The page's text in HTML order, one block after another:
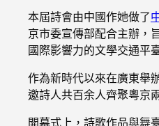
本屆詩會由中國作她做了
京市委宣傳部配合主辦，
國際影響力的文學交通平
作為新時代以來在廣東舉
邀詩人共百余人齊聚粵京
開幕式上，詩歌作品與舞